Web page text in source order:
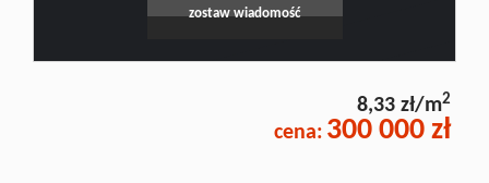
Kontakt
zostaw wiadomość
8,33 zł/m2
cena: 300 000 zł